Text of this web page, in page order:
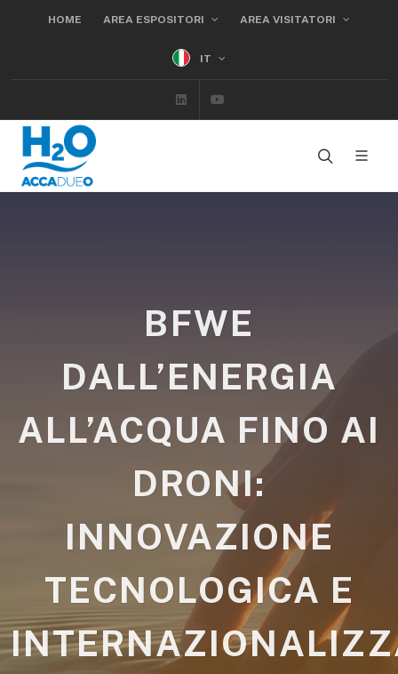
HOME AREA ESPOSITORI AREA VISITATORI
IT
Linkedin
BFWE
DALL’ENERGIA
ALL’ACQUA FINO AI
DRONI:
INNOVAZIONE
TECNOLOGICA E